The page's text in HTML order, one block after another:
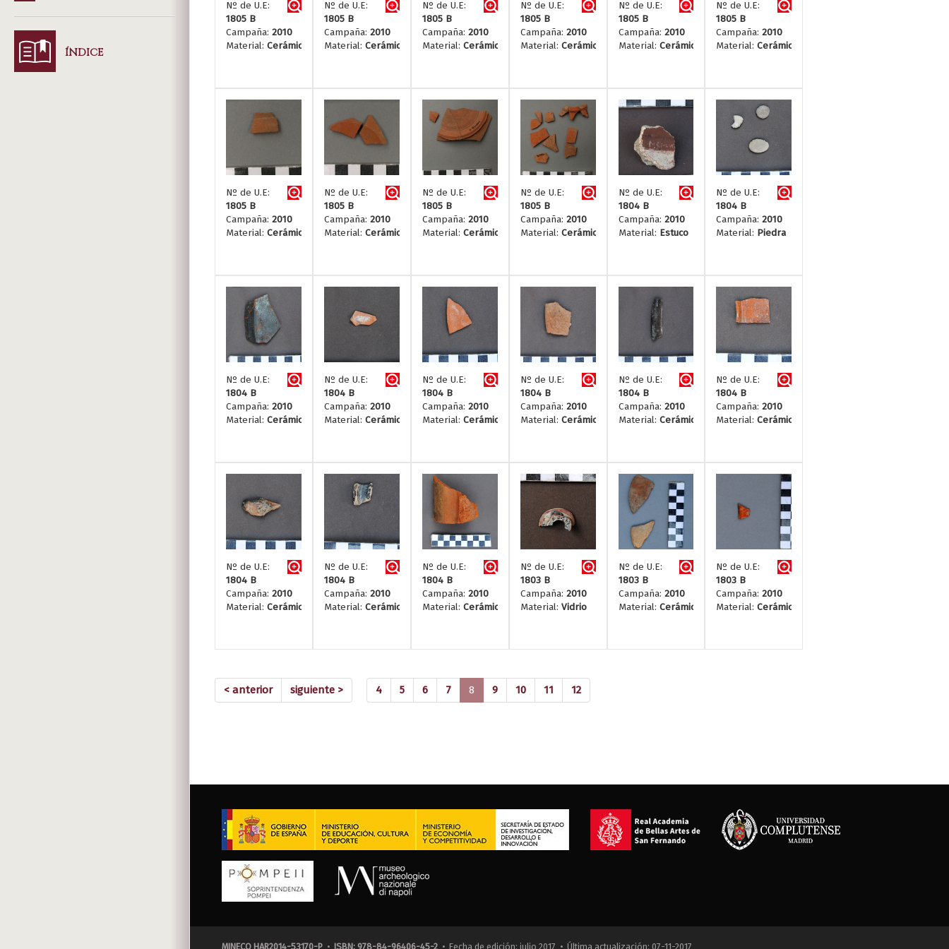
ÍNDICE
Nº de U.E:
1805 B
Campaña: 2010
Material: Cerámica
Nº de U.E:
1805 B
Campaña: 2010
Material: Cerámica
Nº de U.E:
1805 B
Campaña: 2010
Material: Cerámica
Nº de U.E:
1805 B
Campaña: 2010
Material: Cerámica
Nº de U.E:
1805 B
Campaña: 2010
Material: Cerámica
Nº de U.E:
1805 B
Campaña:2010
Material:Cerámica
Nº de U.E:
1805 B
Campaña: 2010
Material: Cerámica
Nº de U.E:
1805 B
Campaña: 2010
Material: Cerámica
Nº de U.E:
1805 B
Campaña: 2010
Material: Cerámica
Nº de U.E:
1805 B
Campaña: 2010
Material: Cerámica
Nº de U.E:
1804 B
Campaña: 2010
Material: Estuco
Nº de U.E:
1804 B
Campaña:2010
Material: Piedra
Nº de U.E:
1804 B
Campaña: 2010
Material: Cerámica
Nº de U.E:
1804 B
Campaña: 2010
Material: Cerámica
Nº de U.E:
1804 B
Campaña: 2010
Material: Cerámica
Nº de U.E:
1804 B
Campaña: 2010
Material: Cerámica
Nº de U.E:
1804 B
Campaña: 2010
Material: Cerámica
Nº de U.E:
1804 B
Campaña:2010
Material:Cerámica
Nº de U.E:
1804 B
Campaña: 2010
Material: Cerámica
Nº de U.E:
1804 B
Campaña: 2010
Material: Cerámica
Nº de U.E:
1804 B
Campaña: 2010
Material: Cerámica
Nº de U.E:
1803 B
Campaña: 2010
Material: Vidrio
Nº de U.E:
1803 B
Campaña: 2010
Material: Cerámica
Nº de U.E:
1803 B
Campaña:2010
Material:Cerámica
< anterior 4 5 6 7 8 (current)
9 10 11 12
siguiente >
MINECO HAR2014-53170-P • ISBN: 978-84-96406-45-2 • Fecha de edición: julio 2017 • Última actualización: 07-11-2017